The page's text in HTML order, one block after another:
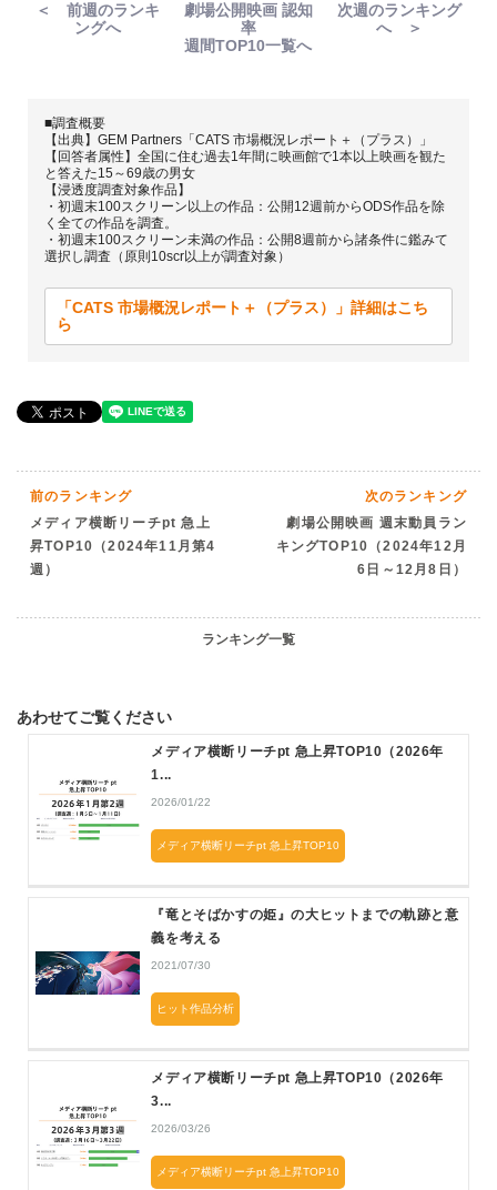
＜ 前週のランキ
ングへ
劇場公開映画 認知
率
週間TOP10一覧へ
次週のランキング
へ ＞
■調査概要
【出典】GEM Partners「CATS 市場概況レポート＋（プラス）」
【回答者属性】全国に住む過去1年間に映画館で1本以上映画を観た
と答えた15～69歳の男女
【浸透度調査対象作品】
・初週末100スクリーン以上の作品：公開12週前からODS作品を除
く全ての作品を調査。
・初週末100スクリーン未満の作品：公開8週前から諸条件に鑑みて
選択し調査（原則10scr以上が調査対象）
「CATS 市場概況レポート＋（プラス）」詳細はこち
ら
前のランキング
メディア横断リーチpt 急上
昇TOP10（2024年11月第4
週）
次のランキング
劇場公開映画 週末動員ラン
キングTOP10（2024年12月
6日～12月8日）
ランキング一覧
あわせてご覧ください
メディア横断リーチpt 急上昇TOP10（2026年
1...
2026/01/22
メディア横断リーチpt 急上昇TOP10
『竜とそばかすの姫』の大ヒットまでの軌跡と意
義を考える
2021/07/30
ヒット作品分析
メディア横断リーチpt 急上昇TOP10（2026年
3...
2026/03/26
メディア横断リーチpt 急上昇TOP10